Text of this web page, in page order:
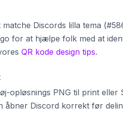
Discords lilla tema
for at hjælpe folk med at
QR kode design tips.
opløsnings PNG til print eller
åbner Discord korrekt før